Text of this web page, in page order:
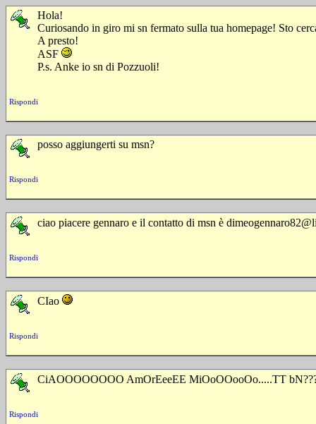
Hola!
Curiosando in giro mi sn fermato sulla tua homepage! Sto
A presto!
ASF
P.s. Anke io sn di Pozzuoli!
Rispondi
posso aggiungerti su msn?
Rispondi
ciao piacere gennaro e il contatto di msn è
Rispondi
CIao
Rispondi
CiAOOOOOOOO AmOrEeeEE MiOoOOooOo.....TT
Rispondi